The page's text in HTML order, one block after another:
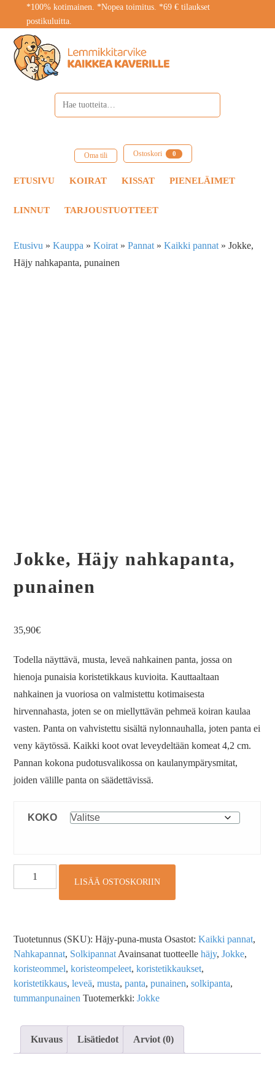
*100% kotimainen. *Nopea toimitus. *69 € tilaukset
postikuluitta.
Oma tili Ostoskori 0
ETUSIVU KOIRAT KISSAT PIENELÄIMET
LINNUT TARJOUSTUOTTEET
Etusivu »Kauppa »Koirat »Pannat »Kaikki pannat »Jokke,
Häjy nahkapanta, punainen
Jokke, Häjy nahkapanta,
punainen
35,90€
Todella näyttävä, musta, leveä nahkainen panta, jossa on
hienoja punaisia koristetikkaus kuvioita. Kauttaaltaan
nahkainen ja vuoriosa on valmistettu kotimaisesta
hirvennahasta, joten se on miellyttävän pehmeä koiran kaulaa
vasten. Panta on vahvistettu sisältä nylonnauhalla, joten panta ei
veny käytössä. Kaikki koot ovat leveydeltään komeat 4,2 cm.
Pannan kokona pudotusvalikossa on kaulanympärysmitat,
joiden välille panta on säädettävissä.
KOKO
LISÄÄ OSTOSKORIIN
Tuotetunnus (SKU):Häjy-puna-musta Osastot:Kaikki pannat,
Nahkapannat, Solkipannat Avainsanat tuotteellehäjy,Jokke,
koristeommel,koristeompeleet,koristetikkaukset,
koristetikkaus,leveä,musta,panta,punainen,solkipanta,
tummanpunainen Tuotemerkki:Jokke
Kuvaus Lisätiedot Arviot (0)